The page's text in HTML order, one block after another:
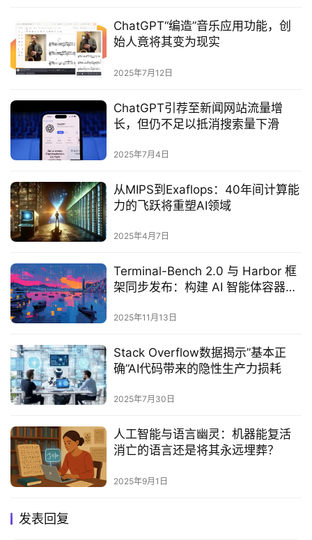
ChatGPT“编造”音乐应用功能，创
始人竟将其变为现实
2025年7月12日
ChatGPT引荐至新闻网站流量增
长，但仍不足以抵消搜索量下滑
2025年7月4日
从MIPS到Exaflops：40年间计算能
力的飞跃将重塑AI领域
2025年4月7日
Terminal-Bench 2.0 与 Harbor 框
架同步发布：构建 AI 智能体容器化
2025年11月13日
Stack Overflow数据揭示”基本正
确”AI代码带来的隐性生产力损耗‌
2025年7月30日
人工智能与语言幽灵：机器能复活
消亡的语言还是将其永远埋葬？‌
2025年9月1日
发表回复